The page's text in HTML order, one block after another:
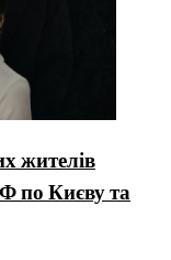
жителів
по Києву та